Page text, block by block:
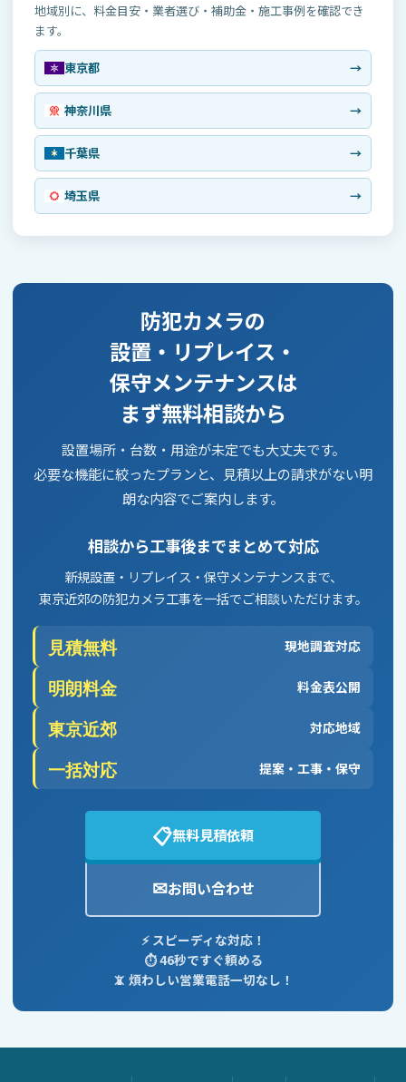
地域別に、料金目安・業者選び・補助金・施工事例を確認でき
ます。
東京都 →
神奈川県 →
千葉県 →
埼玉県 →
防犯カメラの
設置・リプレイス・
保守メンテナンスは
まず無料相談から
設置場所・台数・用途が未定でも大丈夫です。
必要な機能に絞ったプランと、見積以上の請求がない明
朗な内容でご案内します。
相談から工事後までまとめて対応
新規設置・リプレイス・保守メンテナンスまで、
東京近郊の防犯カメラ工事を一括でご相談いただけます。
見積無料 現地調査対応
明朗料金 料金表公開
東京近郊 対応地域
一括対応 提案・工事・保守
📋無料見積依頼
✉お問い合わせ
⚡ スピーディな対応！
⏱️ 46秒ですぐ頼める
📵 煩わしい営業電話一切なし！